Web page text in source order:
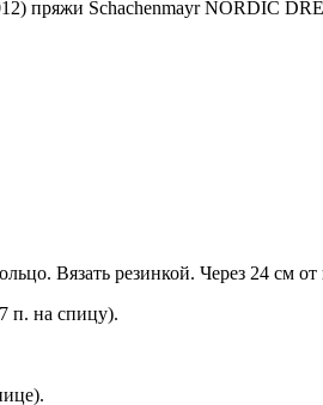
пряжи Schachenmayr NORDIC
Вязать резинкой. Через 24 см
п. на спицу).